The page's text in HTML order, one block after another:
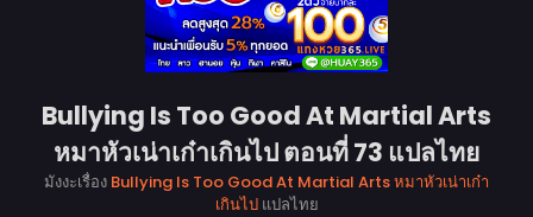
Bullying Is Too Good At Martial Arts
หมาหัวเน่าเก๋าเกินไป ตอนที่ 73 แปลไทย
มังงะเรื่อง Bullying Is Too Good At Martial Arts หมาหัวเน่าเก๋า
เกินไปแปลไทย